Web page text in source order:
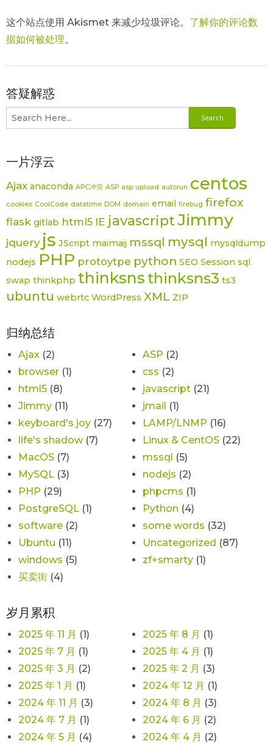
这个站点使用 Akismet 来减少垃圾评论。 了解你的评论数
据如何被处理。
答疑解惑
一片浮云
Ajax anaconda APC冲突 ASP asp upload autorun centos
cookies CoolCode datatime DOM domain email firebug firefox
flask gitlab html5 IE javascriptJimmy
jquery js JScript maimaij mssql mysql mysqldump
nodejs PHP protoytpe python SEO Session sql
swap thinkphp thinksns thinksns3 ts3
ubuntu webrtc WordPress XML ZIP
归纳总结
Ajax (2) ASP (2)
browser (1) css (2)
html5 (8) javascript (21)
Jimmy (11) jmail (1)
keyboard's joy (27) LAMP/LNMP (16)
life's shadow(7) Linux & CentOS (22)
MacOS (7) mssql (5)
MySQL (3) nodejs (2)
PHP (29) phpcms (1)
PostgreSQL (1) Python (4)
software (2) some words (32)
Ubuntu (11) Uncategorized (87)
windows (5) zf+smarty (1)
买卖街 (4)
岁月累积
2025 年 11 月 (1) 2025 年 8 月 (1)
2025 年 7 月 (1) 2025 年 4 月 (1)
2025 年 3 月 (2) 2025 年 2 月 (3)
2025 年 1 月 (1) 2024 年 12 月 (1)
2024 年 11 月 (3) 2024 年 8 月 (3)
2024 年 7 月 (1) 2024 年 6 月 (2)
2024 年 5 月 (4) 2024 年 4 月 (2)